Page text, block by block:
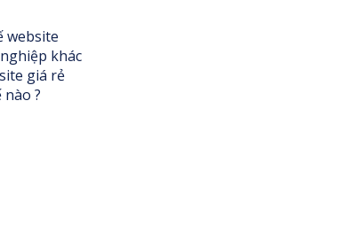
website
khác
giá rẻ
?